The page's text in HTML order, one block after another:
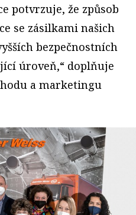
potvrzuje, že způsob
se zásilkami našich
bezpečnostních
úroveň,“ doplňuje
a marketingu